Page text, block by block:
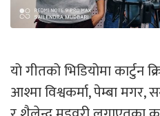
यो गीतको भिडियोमा कार्टुन
आश्मा विश्वकर्मा, पेम्बा मगर,